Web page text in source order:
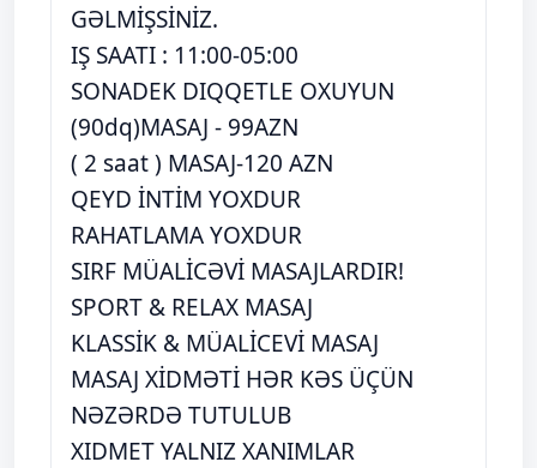
GƏLMİŞSİNİZ.
IŞ SAATI : 11:00-05:00
SONADEK DIQQETLE OXUYUN
(90dq)MASAJ - 99AZN
( 2 saat ) MASAJ-120 AZN
QEYD İNTİM YOXDUR
RAHATLAMA YOXDUR
SIRF MÜALİCƏVİ MASAJLARDIR!
SPORT & RELAX MASAJ
KLASSİK & MÜALİCEVİ MASAJ
MASAJ XİDMƏTİ HƏR KƏS ÜÇÜN
NƏZƏRDƏ TUTULUB
XIDMET YALNIZ XANIMLAR